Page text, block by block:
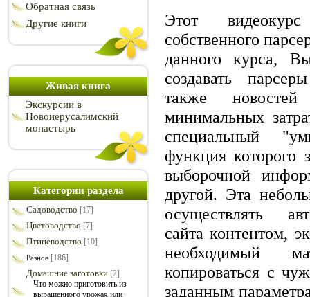
Обратная связь
Другие книги
Живая книга
Экскурсии в
Новоиерусалимский
монастырь
Категории раздела
Садоводство [17]
Цветоводство [7]
Птицеводство [10]
Разное [186]
Домашние заготовки [2]
Что можно приготовить из
выращенного урожая или
Этот
собственного
данного курса,
создавать
также
минимальных
специальный
функция которого
выборочной
другой. Эта
осуществлять
сайта контентом,
необходимый
копироваться с
заданным